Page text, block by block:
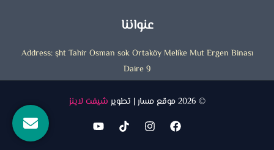
عنواننا
Address: şht Tahir Osman sok Ortaköy Melike Mut Ergen Binası
Daire 9
© 2026 موقع مسار | تطوير شيفت لاينز